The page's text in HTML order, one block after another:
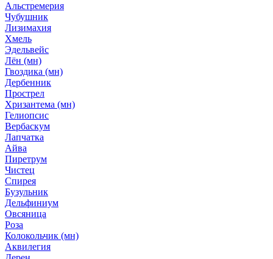
Альстремерия
Чубушник
Лизимахия
Хмель
Эдельвейс
Лён (мн)
Гвоздика (мн)
Дербенник
Прострел
Хризантема (мн)
Гелиопсис
Вербаскум
Лапчатка
Айва
Пиретрум
Чистец
Спирея
Бузульник
Дельфиниум
Овсяница
Роза
Колокольчик (мн)
Аквилегия